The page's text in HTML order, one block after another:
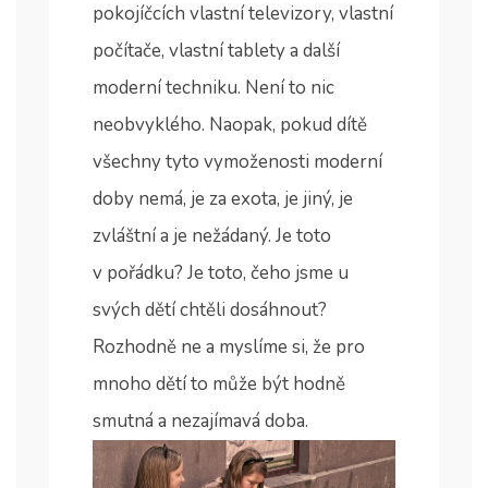
pokojíčcích vlastní televizory, vlastní
počítače, vlastní tablety a další
moderní techniku. Není to nic
neobvyklého. Naopak, pokud dítě
všechny tyto vymoženosti moderní
doby nemá, je za exota, je jiný, je
zvláštní a je nežádaný. Je toto
v pořádku? Je toto, čeho jsme u
svých dětí chtěli dosáhnout?
Rozhodně ne a myslíme si, že pro
mnoho dětí to může být hodně
smutná a nezajímavá doba.